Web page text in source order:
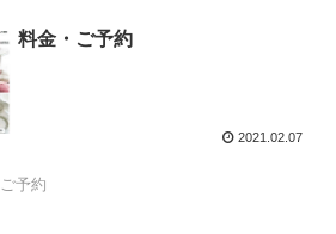
料金・ご予約
2021.02.07
予約